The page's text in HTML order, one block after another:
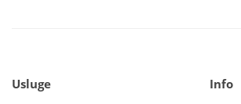
Usluge
Info